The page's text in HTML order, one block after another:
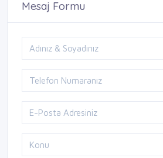
Mesaj Formu